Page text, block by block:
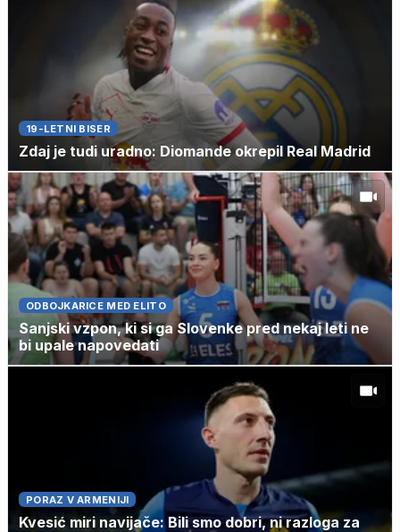
19-LETNI BISER
Zdaj je tudi uradno: Diomande okrepil Real Madrid
ODBOJKARICE MED ELITO
Sanjski vzpon, ki si ga Slovenke pred nekaj leti ne
bi upale napovedati
PORAZ V ARMENIJI
Kvesić miri navijače: Bili smo dobri, ni razloga za